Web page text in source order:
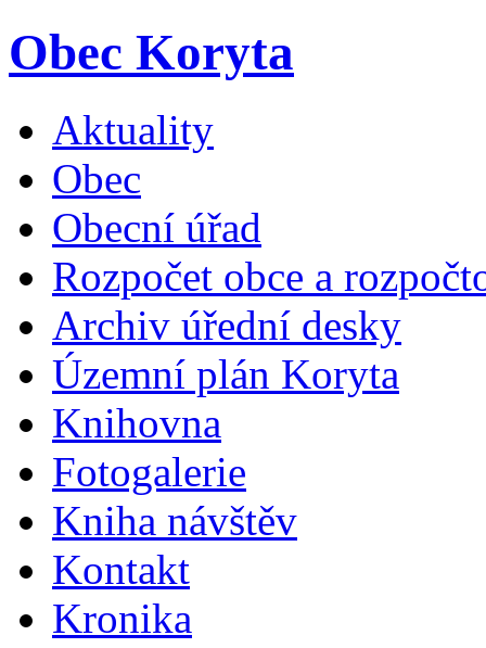
Obec Koryta
Aktuality
Obec
Obecní úřad
Rozpočet obce a
Archiv úřední desky
Územní plán Koryta
Knihovna
Fotogalerie
Kniha návštěv
Kontakt
Kronika